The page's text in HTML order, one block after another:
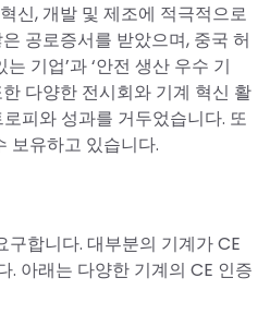
신, 개발 및 제조에 적극적으로
공로증서를 받았으며, 중국 허
기업’과 ‘안전 생산 우수 기
다양한 전시회와 기계 혁신 활
피와 성과를 거두었습니다. 또
보유하고 있습니다.
구합니다. 대부분의 기계가 CE
. 아래는 다양한 기계의 CE 인증